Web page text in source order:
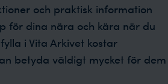
och praktisk information
för dina nära och kära när du
i Vita Arkivet kostar
betyda väldigt mycket för dem